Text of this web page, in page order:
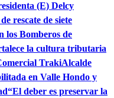
(E) Delcy
rescate de siete
los Bomberos de
la cultura tributaria
TrakiAlcalde
en Valle Hondo y
“El deber es preservar la